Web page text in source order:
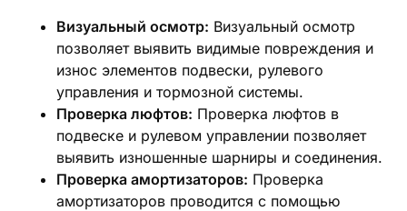
Визуальный осмотр: Визуальный осмотр
позволяет выявить видимые повреждения и
износ элементов подвески, рулевого
управления и тормозной системы.
Проверка люфтов: Проверка люфтов в
подвеске и рулевом управлении позволяет
выявить изношенные шарниры и соединения.
Проверка амортизаторов: Проверка
амортизаторов проводится с помощью